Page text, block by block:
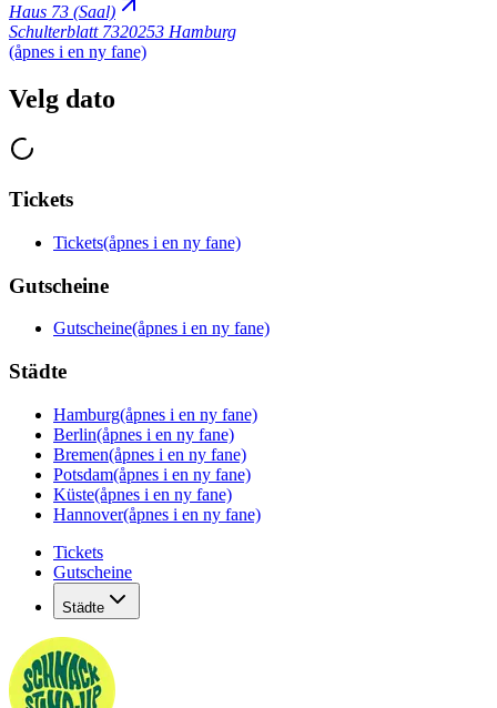
Haus 73 (Saal)
Schulterblatt 7320253 Hamburg
(åpnes i en ny fane)
Velg dato
Tickets
Tickets(åpnes i en ny fane)
Gutscheine
Gutscheine(åpnes i en ny fane)
Städte
Hamburg(åpnes i en ny fane)
Berlin(åpnes i en ny fane)
Bremen(åpnes i en ny fane)
Potsdam(åpnes i en ny fane)
Küste(åpnes i en ny fane)
Hannover(åpnes i en ny fane)
Tickets
Gutscheine
Städte